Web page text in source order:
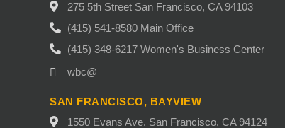
275 5th Street San Francisco, CA 94103
(415) 541-8580 Main Office
(415) 348-6217 Women's Business Center
wbc@
SAN FRANCISCO, BAYVIEW
1550 Evans Ave. San Francisco, CA 94124